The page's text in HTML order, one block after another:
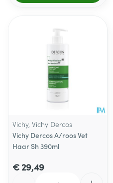
Vichy, Vichy Dercos
Vichy Dercos A/roos Vet
Haar Sh 390ml
€ 29,49